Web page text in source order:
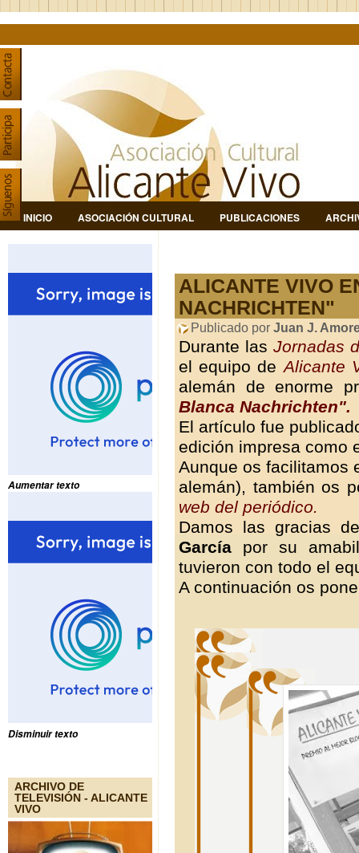
INICIO ASOCIACIÓN CULTURAL PUBLICACIONES
Aumentar texto
Disminuir texto
ARCHIVO DE
TELEVISIÓN - ALICANTE
VIVO
ALICANTE VIVO
NACHRICHTEN"
Publicado por Juan J.
Durante lasJornadas
el equipo deAlicante
alemán de enorme
Blanca Nachrichten".
El artículo fue
edición impresa como
Aunque os facilitamos
alemán), también os
web del periódico.
Damos las gracias
García por su
tuvieron con todo el
A continuación os